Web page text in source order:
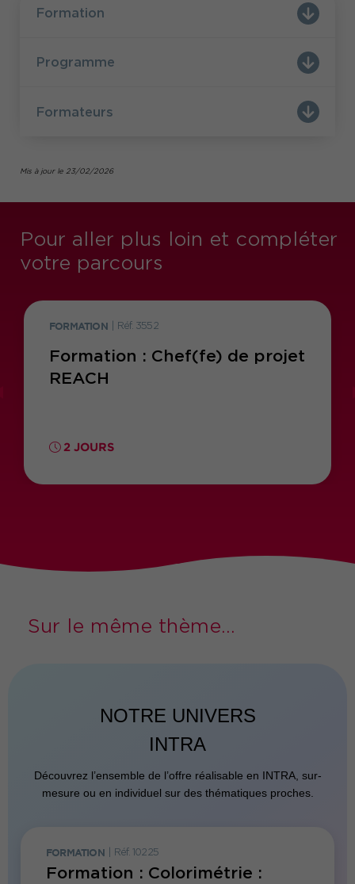
Découvrez la formation Techniques de
l'Ingénieur.
Formation
Programme
Formateurs
Mis à jour le 23/02/2026
Pour aller plus loin et compléter
votre parcours
FORMATION Réf. 3552
Formation : Chef(fe) de projet
REACH
2 JOURS
Sur le même thème...
NOTRE UNIVERS
INTRA
Découvrez l’ensemble de l’offre réalisable en INTRA, sur-
mesure ou en individuel sur des thématiques proches.
FORMATION Réf. 10225
Formation : Colorimétrie :